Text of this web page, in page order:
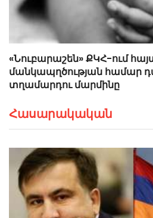
«Նուբարաշեն» ՔԿՀ-ում
մանկապղծության
տղամարդու մարմինը
Հասարակական